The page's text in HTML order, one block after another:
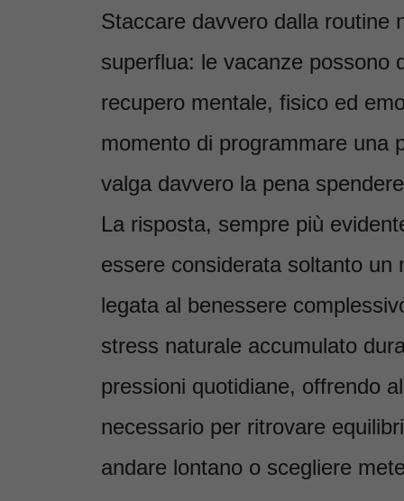
Staccare davvero dalla routine
superflua: le vacanze possono
recupero mentale, fisico ed
momento di programmare una
valga davvero la pena
La risposta, sempre più
essere considerata soltanto
legata al benessere
stress naturale accumulato
pressioni quotidiane, offrendo
necessario per ritrovare
andare lontano o scegliere